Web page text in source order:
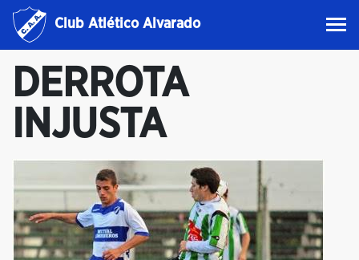
Club Atlético Alvarado
DERROTA
INJUSTA